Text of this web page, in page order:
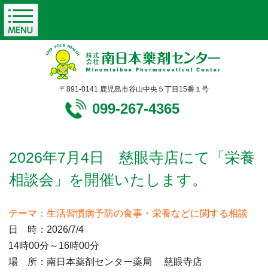
〒891-0141 鹿児島市谷山中央５丁目15番１号
099-267-4365
2026年7月4日 慈眼寺店にて「栄養
相談会」を開催いたします。
テーマ：生活習慣病予防の食事・栄養などに関する相談
日 時：2026/7/4
14時00分～16時00分
場 所：南日本薬剤センター薬局 慈眼寺店